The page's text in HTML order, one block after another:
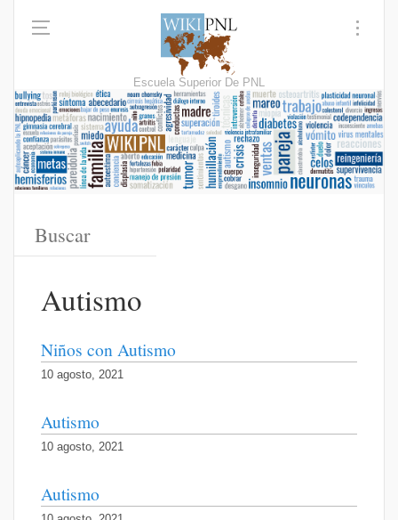
Escuela Superior De PNL
Autismo
Niños con Autismo
10 agosto, 2021
Autismo
10 agosto, 2021
Autismo